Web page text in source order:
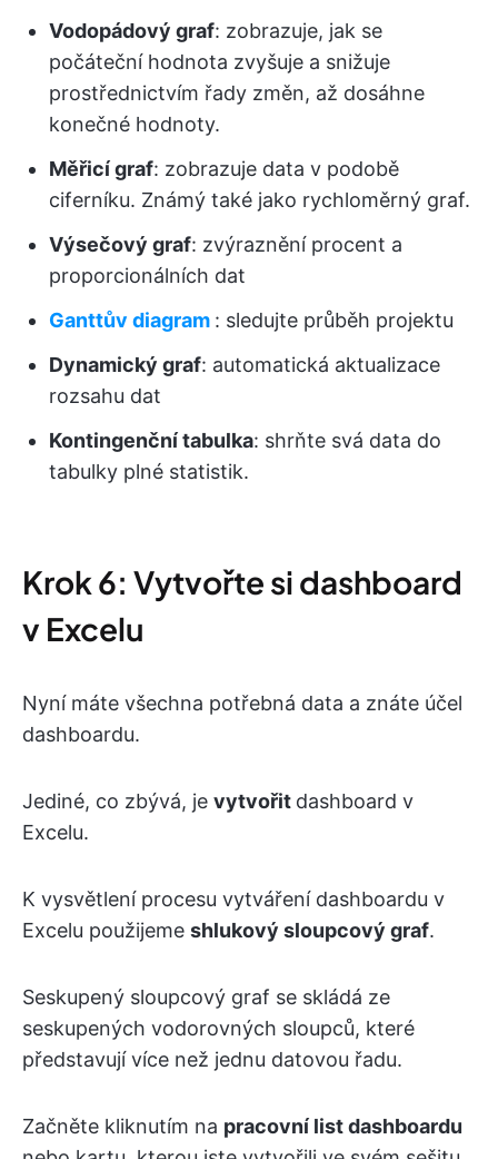
Vodopádový graf: zobrazuje, jak se
počáteční hodnota zvyšuje a snižuje
prostřednictvím řady změn, až dosáhne
konečné hodnoty.
Měřicí graf: zobrazuje data v podobě
ciferníku. Známý také jako rychloměrný graf.
Výsečový graf: zvýraznění procent a
proporcionálních dat
Ganttův diagram : sledujte průběh projektu
Dynamický graf: automatická aktualizace
rozsahu dat
Kontingenční tabulka: shrňte svá data do
tabulky plné statistik.
Krok 6: Vytvořte si dashboard
v Excelu
Nyní máte všechna potřebná data a znáte účel
dashboardu.
Jediné, co zbývá, je vytvořit dashboard v
Excelu.
K vysvětlení procesu vytváření dashboardu v
Excelu použijeme shlukový sloupcový graf.
Seskupený sloupcový graf se skládá ze
seskupených vodorovných sloupců, které
představují více než jednu datovou řadu.
Začněte kliknutím na pracovní list dashboardu